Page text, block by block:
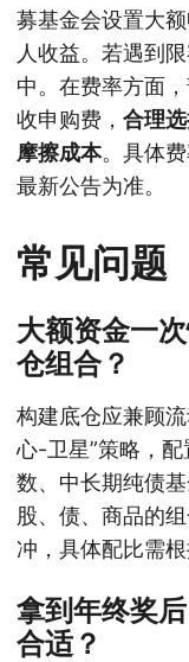
募基金会设置大
人收益。若遇到
中。在费率方面
收申购费， 合理
摩擦成本。具体
最新公告为准。
常见问题
大额资金一
仓组合？
构建底仓应兼顾
心-卫星”策略，
数、中长期纯债
股、债、商品的
冲，具体配比需
拿到年终奖
合适？